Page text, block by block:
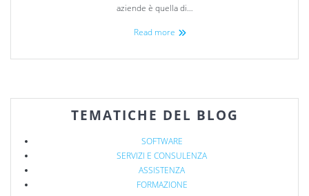
aziende è quella di…
Read more
TEMATICHE DEL BLOG
SOFTWARE
SERVIZI E CONSULENZA
ASSISTENZA
FORMAZIONE